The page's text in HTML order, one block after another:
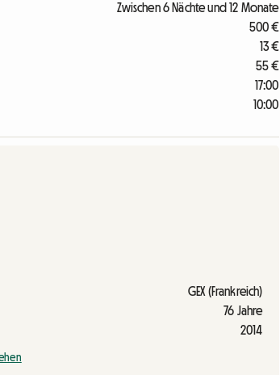
Zwischen 6 Nächte und 12 Monate
500 €
13 €
55 €
17:00
10:00
GEX (Frankreich)
76 Jahre
2014